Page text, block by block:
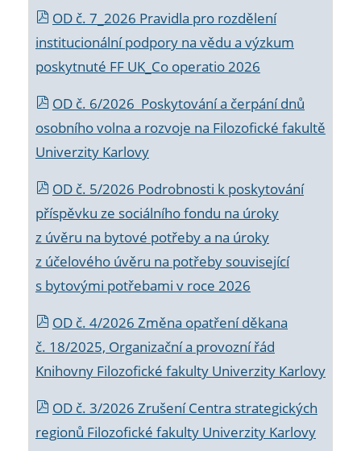
OD č. 7_2026 Pravidla pro rozdělení
institucionální podpory na vědu a výzkum
poskytnuté FF UK_Co operatio 2026
OD č. 6/2026 Poskytování a čerpání dnů
osobního volna a rozvoje na Filozofické fakultě
Univerzity Karlovy
OD č. 5/2026 Podrobnosti k poskytování
příspěvku ze sociálního fondu na úroky
z úvěru na bytové potřeby a na úroky
z účelového úvěru na potřeby související
s bytovými potřebami v roce 2026
OD č. 4/2026 Změna opatření děkana
č. 18/2025, Organizační a provozní řád
Knihovny Filozofické fakulty Univerzity Karlovy
OD č. 3/2026 Zrušení Centra strategických
regionů Filozofické fakulty Univerzity Karlovy